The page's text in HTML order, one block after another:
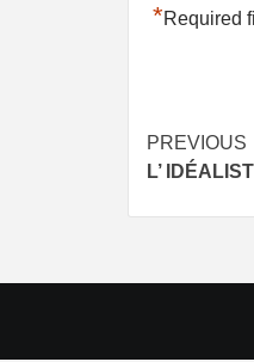
*Required
Post
PREVIOUS
L’